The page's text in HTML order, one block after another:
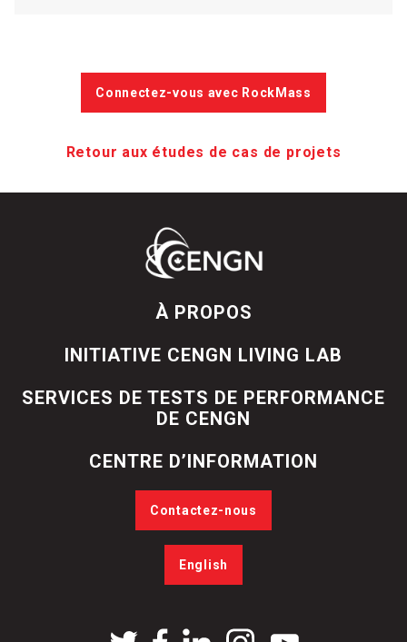
Connectez-vous avec RockMass
Retour aux études de cas de projets
À PROPOS
INITIATIVE CENGN LIVING LAB
SERVICES DE TESTS DE PERFORMANCE
DE CENGN
CENTRE D’INFORMATION
Contactez-nous
English